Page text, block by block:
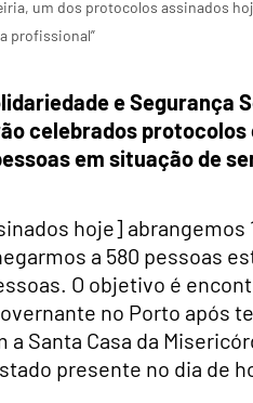
um dos protocolos assinados
profissional”
e Segurança
celebrados
em situação de
hoje] abrangemos
a 580 pessoas
O objetivo é
no Porto após
Santa Casa da
presente no dia de